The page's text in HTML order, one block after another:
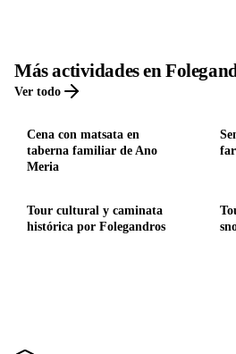
Más actividades en
Ver todo
Cena con matsata en
taberna familiar de Ano
Meria
Tour cultural y caminata
histórica por Folegandros